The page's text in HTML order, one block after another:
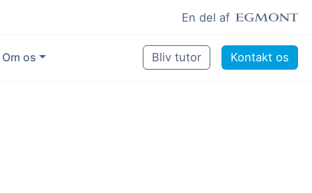
En del af
Om os Bliv tutor Kontakt os